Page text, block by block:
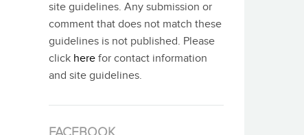
site guidelines. Any submission or
comment that does not match these
guidelines is not published. Please
click here for contact information
and site guidelines.